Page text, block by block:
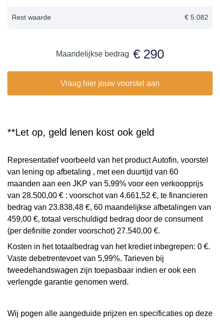
Rest waarde € 5.082
Maandelijkse bedrag € 290
Vraag hier jouw voorstel aan
**Let op, geld lenen kost ook geld
Representatief voorbeeld van het product Autofin, voorstel
van lening op afbetaling , met een duurtijd van 60
maanden aan een JKP van 5,99% voor een verkoopprijs
van 28.500,00 € : voorschot van 4.661,52 €, te financieren
bedrag van 23.838,48 €, 60 maandelijkse afbetalingen van
459,00 €, totaal verschuldigd bedrag door de consument
(per definitie zonder voorschot) 27.540,00 €.
Kosten in het totaalbedrag van het krediet inbegrepen: 0 €.
Vaste debetrentevoet van 5,99%. Tarieven bij
tweedehandswagen zijn toepasbaar indien er ook een
verlengde garantie genomen werd.
Wij pogen alle aangeduide prijzen en specificaties op deze